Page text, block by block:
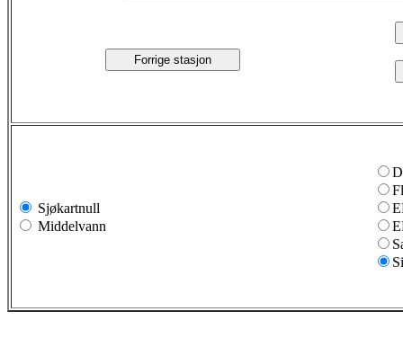
Forrige stasjon
Sjøkartnull
Middelvann